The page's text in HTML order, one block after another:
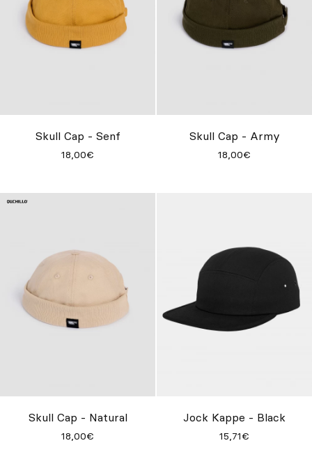
Skull Cap - Senf
18,00€
Skull Cap - Army
18,00€
Skull Cap - Natural
18,00€
Jock Kappe - Black
15,71€